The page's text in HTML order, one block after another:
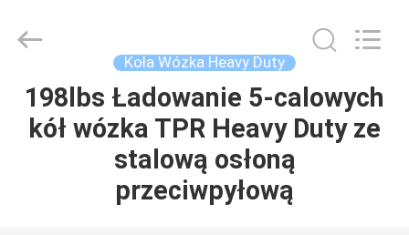
DOM
PRODUKTY
Metal
Reserved.
Koła Wózka Heavy Duty
198lbs Ładowanie 5-calowych
kół wózka TPR Heavy Duty ze
stalową osłoną
przeciwpyłową